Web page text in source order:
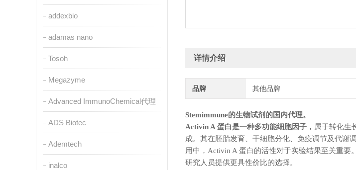
addexbio
adamas nano
Tosoh
Megazyme
Advanced ImmunoChemical代理
ADS Biotec
Ademtech
inalco
详情介绍
品牌 其他品牌
Stemimmune的生物试剂的国内代理。
Activin A 蛋白是一种多功能细胞因子， 属于转化生
成。其在胚胎发育、干细胞分化、免疫调节及代谢
用中，Activin A 蛋白的活性对于实验结果至关重要。
研究人员提供更具性价比的选择。